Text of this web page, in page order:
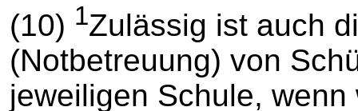
(10) 1Zulässig ist auch
(Notbetreuung) von
jeweiligen Schule, wenn